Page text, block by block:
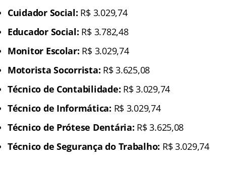
Cuidador Social: R$ 3.029,74
Educador Social: R$ 3.782,48
Monitor Escolar: R$ 3.029,74
Motorista Socorrista: R$ 3.625,08
Técnico de Contabilidade: R$ 3.029,74
Técnico de Informática: R$ 3.029,74
Técnico de Prótese Dentária: R$ 3.625,08
Técnico de Segurança do Trabalho: R$ 3.029,74